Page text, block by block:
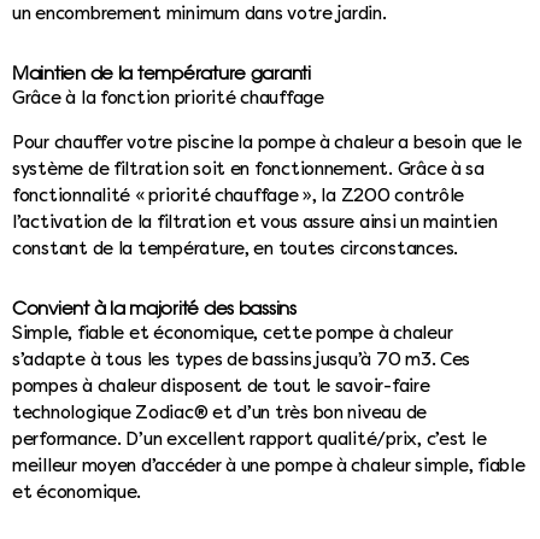
un encombrement minimum dans votre jardin.
Maintien de la température garanti
Grâce à la fonction priorité chauffage
Pour chauffer votre piscine la pompe à chaleur a besoin que le
système de filtration soit en fonctionnement. Grâce à sa
fonctionnalité « priorité chauffage », la Z200 contrôle
l’activation de la filtration et vous assure ainsi un maintien
constant de la température, en toutes circonstances.
Convient à la majorité des bassins
Simple, fiable et économique, cette pompe à chaleur
s’adapte à tous les types de bassins jusqu’à 70 m3. Ces
pompes à chaleur disposent de tout le savoir-faire
technologique Zodiac® et d’un très bon niveau de
performance. D’un excellent rapport qualité/prix, c’est le
meilleur moyen d’accéder à une pompe à chaleur simple, fiable
et économique.